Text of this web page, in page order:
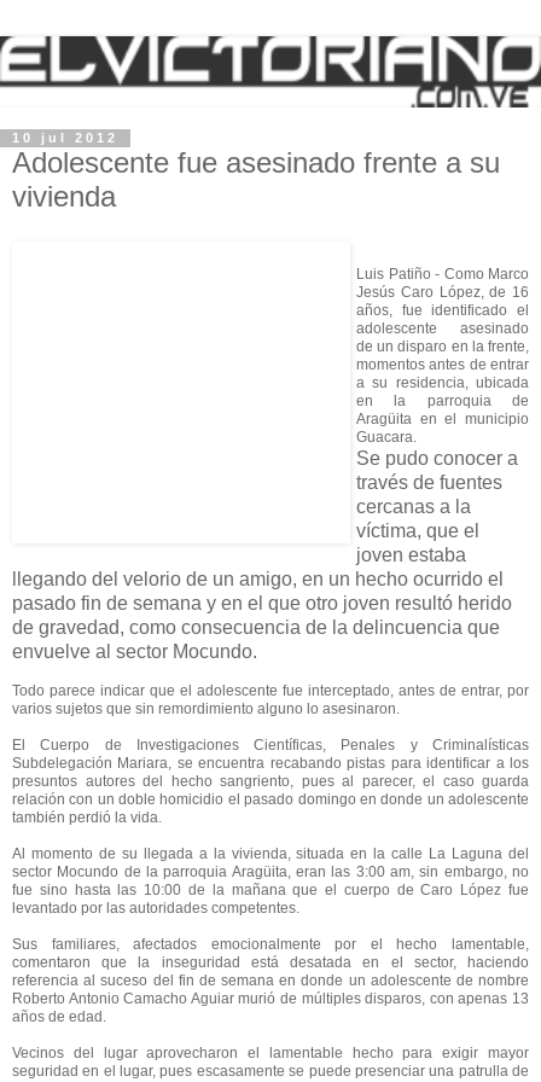
10 jul 2012
Adolescente fue asesinado frente a su
vivienda
Luis Patiño - Como Marco
Jesús Caro López, de 16
años, fue identificado el
adolescente asesinado
de un disparo en la frente,
momentos antes de entrar
a su residencia, ubicada
en la parroquia de
Aragüita en el municipio
Guacara.
Se pudo conocer a
través de fuentes
cercanas a la
víctima, que el
joven estaba
llegando del velorio de un amigo, en un hecho ocurrido el
pasado fin de semana y en el que otro joven resultó herido
de gravedad, como consecuencia de la delincuencia que
envuelve al sector Mocundo.
Todo parece indicar que el adolescente fue interceptado, antes de entrar, por
varios sujetos que sin remordimiento alguno lo asesinaron.
El Cuerpo de Investigaciones Científicas, Penales y Criminalísticas
Subdelegación Mariara, se encuentra recabando pistas para identificar a los
presuntos autores del hecho sangriento, pues al parecer, el caso guarda
relación con un doble homicidio el pasado domingo en donde un adolescente
también perdió la vida.
Al momento de su llegada a la vivienda, situada en la calle La Laguna del
sector Mocundo de la parroquia Aragüita, eran las 3:00 am, sin embargo, no
fue sino hasta las 10:00 de la mañana que el cuerpo de Caro López fue
levantado por las autoridades competentes.
Sus familiares, afectados emocionalmente por el hecho lamentable,
comentaron que la inseguridad está desatada en el sector, haciendo
referencia al suceso del fin de semana en donde un adolescente de nombre
Roberto Antonio Camacho Aguiar murió de múltiples disparos, con apenas 13
años de edad.
Vecinos del lugar aprovecharon el lamentable hecho para exigir mayor
seguridad en el lugar, pues escasamente se puede presenciar una patrulla de